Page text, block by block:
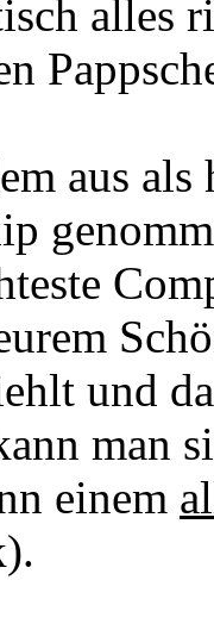
alles
aus
und
man
einem